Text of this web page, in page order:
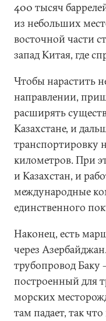
400 тысяч
из небольших
восточной части
запад Китая, где
Чтобы нарастить
направлении,
расширять
Казахстане, и
транспортировку
километров. При
и Казахстан, и
международные
единственного
Наконец, есть
через
трубопровод
построенный для
морских
там падает, так